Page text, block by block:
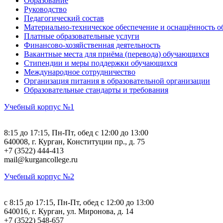
Руководство
Педагогический состав
Материально-техническое обеспечение и оснащённость
Платные образовательные услуги
Финансово-хозяйственная деятельность
Вакантные места для приёма (перевода) обучающихся
Стипендии и меры поддержки обучающихся
Международное сотрудничество
Организация питания в образовательной организации
Образовательные стандарты и требования
Учебный корпус №1
8:15 до 17:15, Пн-Пт, обед с 12:00 до 13:00
640008, г. Курган, Конституции пр., д. 75
+7 (3522) 444-413
mail@kurgancollege.ru
Учебный корпус №2
c 8:15 до 17:15, Пн-Пт, обед с 12:00 до 13:00
640016, г. Курган, ул. Миронова, д. 14
+7 (3522) 548-657